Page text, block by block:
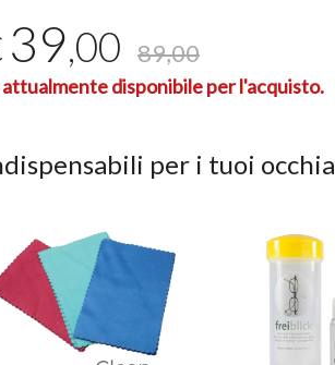
39,00 89,00
disponibile per l'acquisto.
per i tuoi